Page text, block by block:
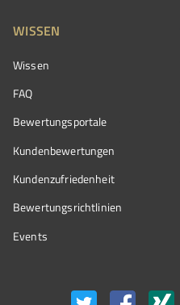
WISSEN
Wissen
FAQ
Bewertungsportale
Kundenbewertungen
Kundenzufriedenheit
Bewertungs­richtlinien
Events